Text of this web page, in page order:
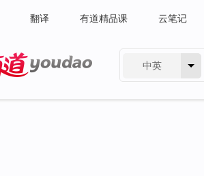
翻译 有道精品课 云笔记
中英